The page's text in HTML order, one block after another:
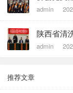
admin
admin
推荐文章